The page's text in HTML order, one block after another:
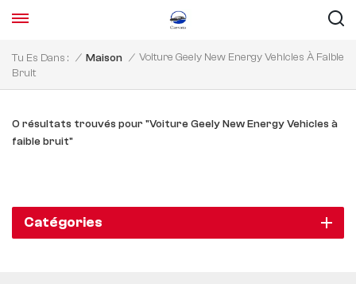
Tu Es Dans : / Maison / Voiture Geely New Energy Vehicles À Faible
Bruit
0 résultats trouvés pour "Voiture Geely New Energy Vehicles à
faible bruit"
Catégories